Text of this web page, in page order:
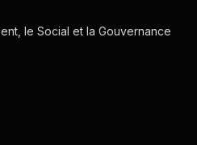
le Social et la Gouvernance